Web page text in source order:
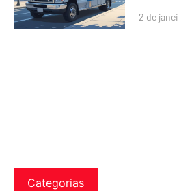
2 de
Categorias